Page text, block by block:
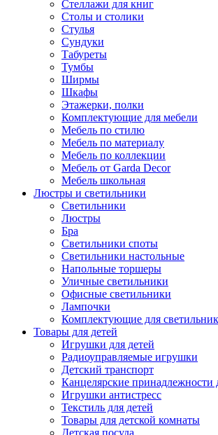
Стеллажи для книг
Столы и столики
Стулья
Сундуки
Табуреты
Тумбы
Ширмы
Шкафы
Этажерки, полки
Комплектующие для мебели
Мебель по стилю
Мебель по материалу
Мебель по коллекции
Мебель от Garda Decor
Мебель школьная
Люстры и светильники
Светильники
Люстры
Бра
Светильники споты
Светильники настольные
Напольные торшеры
Уличные светильники
Офисные светильники
Лампочки
Комплектующие для
Товары для детей
Игрушки для детей
Радиоуправляемые игрушки
Детский транспорт
Канцелярские принадлежности
Игрушки антистресс
Текстиль для детей
Товары для детской комнаты
Детская посуда